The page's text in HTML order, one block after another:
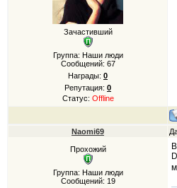
Зачастивший
Группа: Наши люди
Сообщений: 67
Награды: 0
Репутация: 0
Статус: Offline
Naomi69
Прохожий
Группа: Наши люди
Сообщений: 19